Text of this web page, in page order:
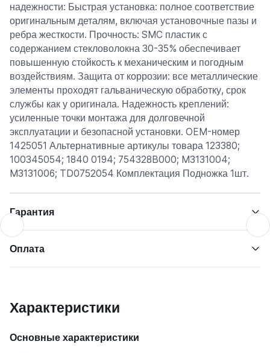
надежности: Быстрая установка: полное соответствие
оригинальным деталям, включая установочные пазы и
ребра жесткости. Прочность: SMC пластик с
содержанием стекловолокна 30-35% обеспечивает
повышенную стойкость к механическим и погодным
воздействиям. Защита от коррозии: все металлические
элементы проходят гальваническую обработку, срок
службы как у оригинала. Надежность креплений:
усиленные точки монтажа для долговечной
эксплуатации и безопасной установки. OEM-номер
1425051 Альтернативные артикулы товара 123380;
100345054; 1840 0194; 754328B000; M3131004;
M3131006; TD0752054 Комплектация Подножка 1шт.
Гарантия
Оплата
Характеристики
Основные характеристики